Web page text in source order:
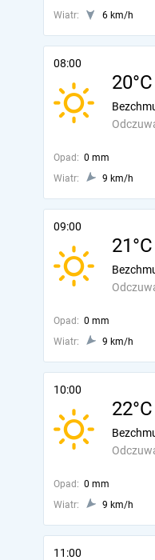
Wiatr: 6 km/h
08:00
20°C
Opad: 0 mm
Wiatr:
9 km/h
09:00
21°C
Opad: 0 mm
Wiatr:
9 km/h
10:00
22°C
Opad: 0 mm
Wiatr:
9 km/h
11:00